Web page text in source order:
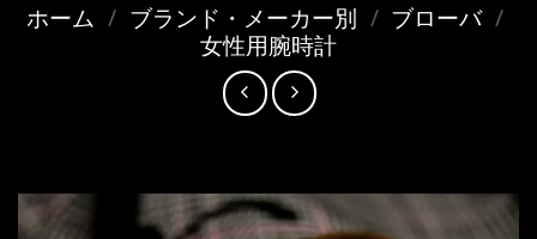
ホーム / ブランド・メーカー別 / ブローバ /
女性用腕時計